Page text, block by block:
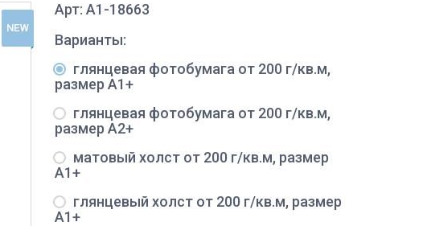
NEW
Арт: A1-18663
Варианты:
глянцевая фотобумага от 200 г/кв.м,
размер A1+
глянцевая фотобумага от 200 г/кв.м,
размер A2+
матовый холст от 200 г/кв.м, размер
A1+
глянцевый холст от 200 г/кв.м, размер
A1+